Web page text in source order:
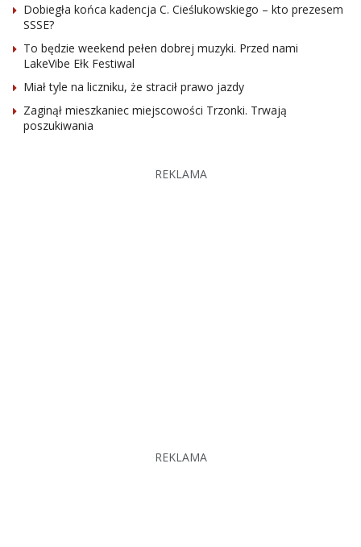
Dobiegła końca kadencja C. Cieślukowskiego – kto prezesem
SSSE?
To będzie weekend pełen dobrej muzyki. Przed nami
LakeVibe Ełk Festiwal
Miał tyle na liczniku, że stracił prawo jazdy
Zaginął mieszkaniec miejscowości Trzonki. Trwają
poszukiwania
REKLAMA
REKLAMA